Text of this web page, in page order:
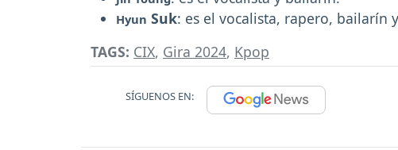
Hyun Suk: es el vocalista, rapero, bailarín
TAGS: CIX, Gira 2024, Kpop
SÍGUENOS EN: